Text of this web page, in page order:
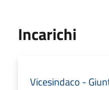
Incarichi
Vicesindaco -